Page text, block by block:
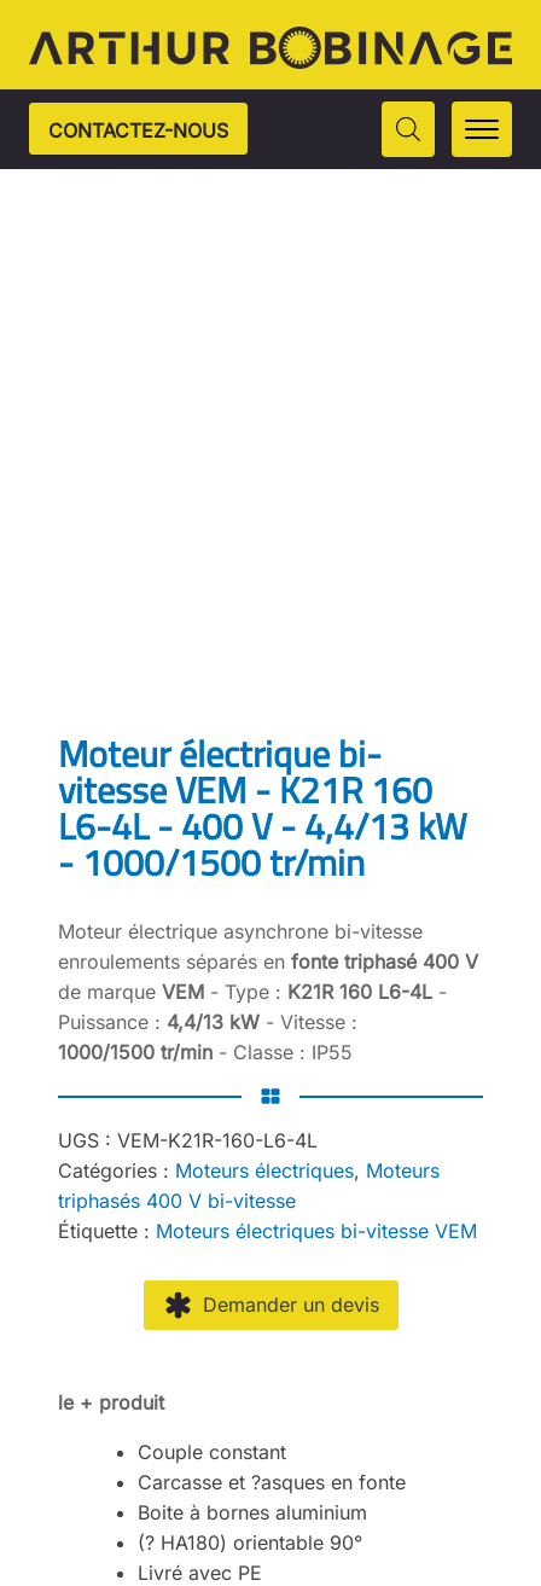
CONTACTEZ-NOUS
Moteur électrique bi-
vitesse VEM - K21R 160
L6-4L - 400 V - 4,4/13 kW
- 1000/1500 tr/min
Moteur électrique asynchrone bi-vitesse
enroulements séparés en fonte triphasé 400 V
de marque VEM - Type : K21R 160 L6-4L -
Puissance : 4,4/13 kW - Vitesse :
1000/1500 tr/min - Classe : IP55
UGS : VEM-K21R-160-L6-4L
Catégories : Moteurs électriques, Moteurs
triphasés 400 V bi-vitesse
Étiquette : Moteurs électriques bi-vitesse VEM
Demander un devis
le + produit
Couple constant
Carcasse et ?asques en fonte
Boite à bornes aluminium
(? HA180) orientable 90°
Livré avec PE